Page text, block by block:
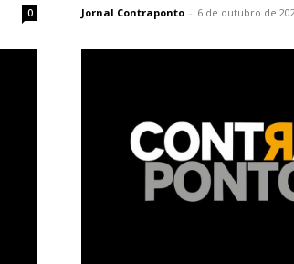
0 Jornal Contraponto - 6 de outubro de